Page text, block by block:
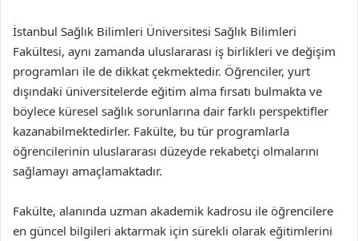
İstanbul Sağlık Bilimleri Üniversitesi Sağlık Bilimleri
Fakültesi, aynı zamanda uluslararası iş birlikleri ve değişim
programları ile de dikkat çekmektedir. Öğrenciler, yurt
dışındaki üniversitelerde eğitim alma fırsatı bulmakta ve
böylece küresel sağlık sorunlarına dair farklı perspektifler
kazanabilmektedirler. Fakülte, bu tür programlarla
öğrencilerinin uluslararası düzeyde rekabetçi olmalarını
sağlamayı amaçlamaktadır.
Fakülte, alanında uzman akademik kadrosu ile öğrencilere
en güncel bilgileri aktarmak için sürekli olarak eğitimlerini